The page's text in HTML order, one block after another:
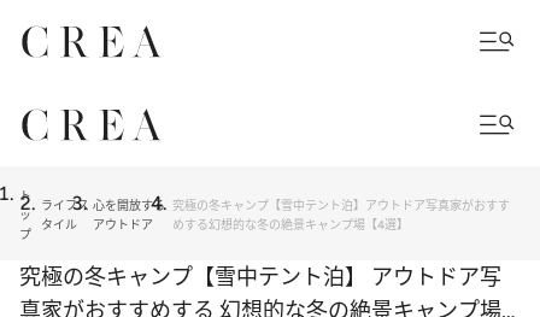
ト
ッ
プ
ライフス
タイル
心を開放する
アウトドア
究極の冬キャンプ【雪中テント泊】アウトドア写真家がおすす
めする幻想的な冬の絶景キャンプ場【4選】
究極の冬キャンプ【雪中テント泊】 アウトドア写
真家がおすすめする 幻想的な冬の絶景キャンプ場